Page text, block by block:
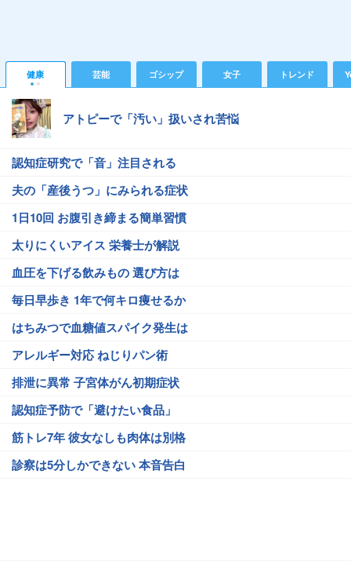
健康 芸能 ゴシップ 女子 トレンド
アトピーで「汚い」扱いされ苦悩
認知症研究で「音」注目される
夫の「産後うつ」にみられる症状
1日10回 お腹引き締まる簡単習慣
太りにくいアイス 栄養士が解説
血圧を下げる飲みもの 選び方は
毎日早歩き 1年で何キロ痩せるか
はちみつで血糖値スパイク発生は
アレルギー対応 ねじりパン術
排泄に異常 子宮体がん初期症状
認知症予防で「避けたい食品」
筋トレ7年 彼女なしも肉体は別格
診察は5分しかできない 本音告白